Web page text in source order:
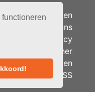
Adverteren
Over ons
Je privacy
Partner
Berichten
RSS